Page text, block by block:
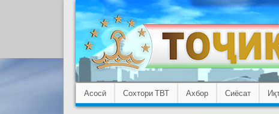
Асосӣ Сохтори ТВТ Ахбор Сиёсат